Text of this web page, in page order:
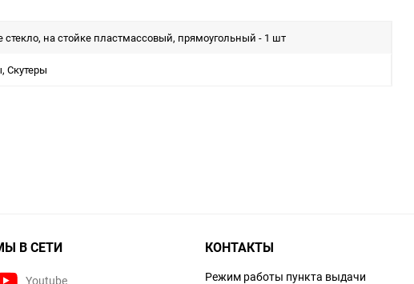
стекло, на стойке пластмассовый, прямоугольный - 1 шт
Скутеры
В СЕТИ
Youtube
КОНТАКТЫ
Режим работы пункта выдачи